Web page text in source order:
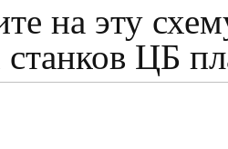
на эту
ЦБ